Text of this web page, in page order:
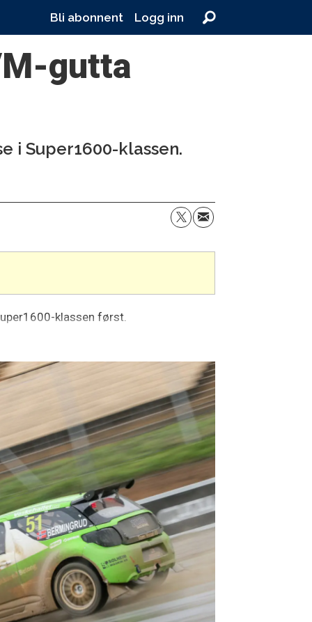
Bli abonnent Logg inn
gutta
i Super1600-klassen.
klassen først.